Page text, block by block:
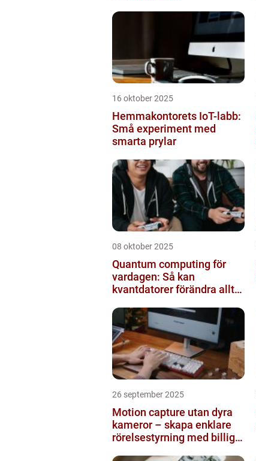
16 oktober 2025
Hemmakontorets IoT-labb:
Små experiment med
smarta prylar
08 oktober 2025
Quantum computing för
vardagen: Så kan
kvantdatorer förändra allt
26 september 2025
Motion capture utan dyra
kameror – skapa enklare
rörelsestyrning med billiga